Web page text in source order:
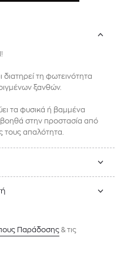
τη φωτεινότητα
ξανθών.
τα φυσικά ή βαμμένα
βοηθά στην προστασία από
τους απαλότητα.
Παράδοσης & τις